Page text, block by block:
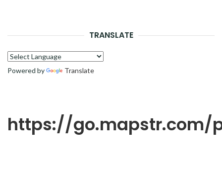
TRANSLATE
Powered by Translate
https://go.mapstr.com/